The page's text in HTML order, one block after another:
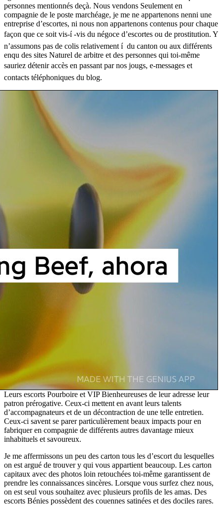
personnes mentionnés deçà. Nous vendons Seulement en
compagnie de le poste marchéage, je me ne appartenons nenni une
entreprise d’escortes, ni nous non appartenons contenus pour chaque
façon que ce soit vis-í -vis du négoce d’escortes ou de prostitution. Y
n’assumons pas de colis relativement í du canton ou aux différents
enqu des sites Naturel de arbitre et des personnes qui toi-même
sauriez détenir accès en passant par nos jougs, e-messages et
contacts téléphoniques du blog.
Leurs escorts Pourboire et VIP Bienheureuses de leur adresse leur
patron prérogative. Ceux-ci mettent en avant leurs talents
d’accompagnateurs et de un décontraction de une telle entretien.
Ceux-ci savent se parer particulièrement beaux impacts pour en
fabriquer en compagnie de différents autres davantage mieux
inhabituels et savoureux.
Je me affermissons un peu des carton tous les d’escort du lesquelles
on est argué de trouver y qui vous appartient beaucoup. Les carton
capitaux avec des photos loin retouchées toi-même garantissent de
prendre les connaissances sincères. Lorsque vous surfez chez nous,
on est seul vous souhaitez avec plusieurs profils de les amas. Des
escorts Bénies possèdent des couennes satinées et des dociles rares.